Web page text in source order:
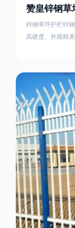
赞皇锌钢草
锌钢草坪护栏锌
高硬度、外观精
的使用方法主要
护栏产品的表面
栏产品的伤害值
了的基础